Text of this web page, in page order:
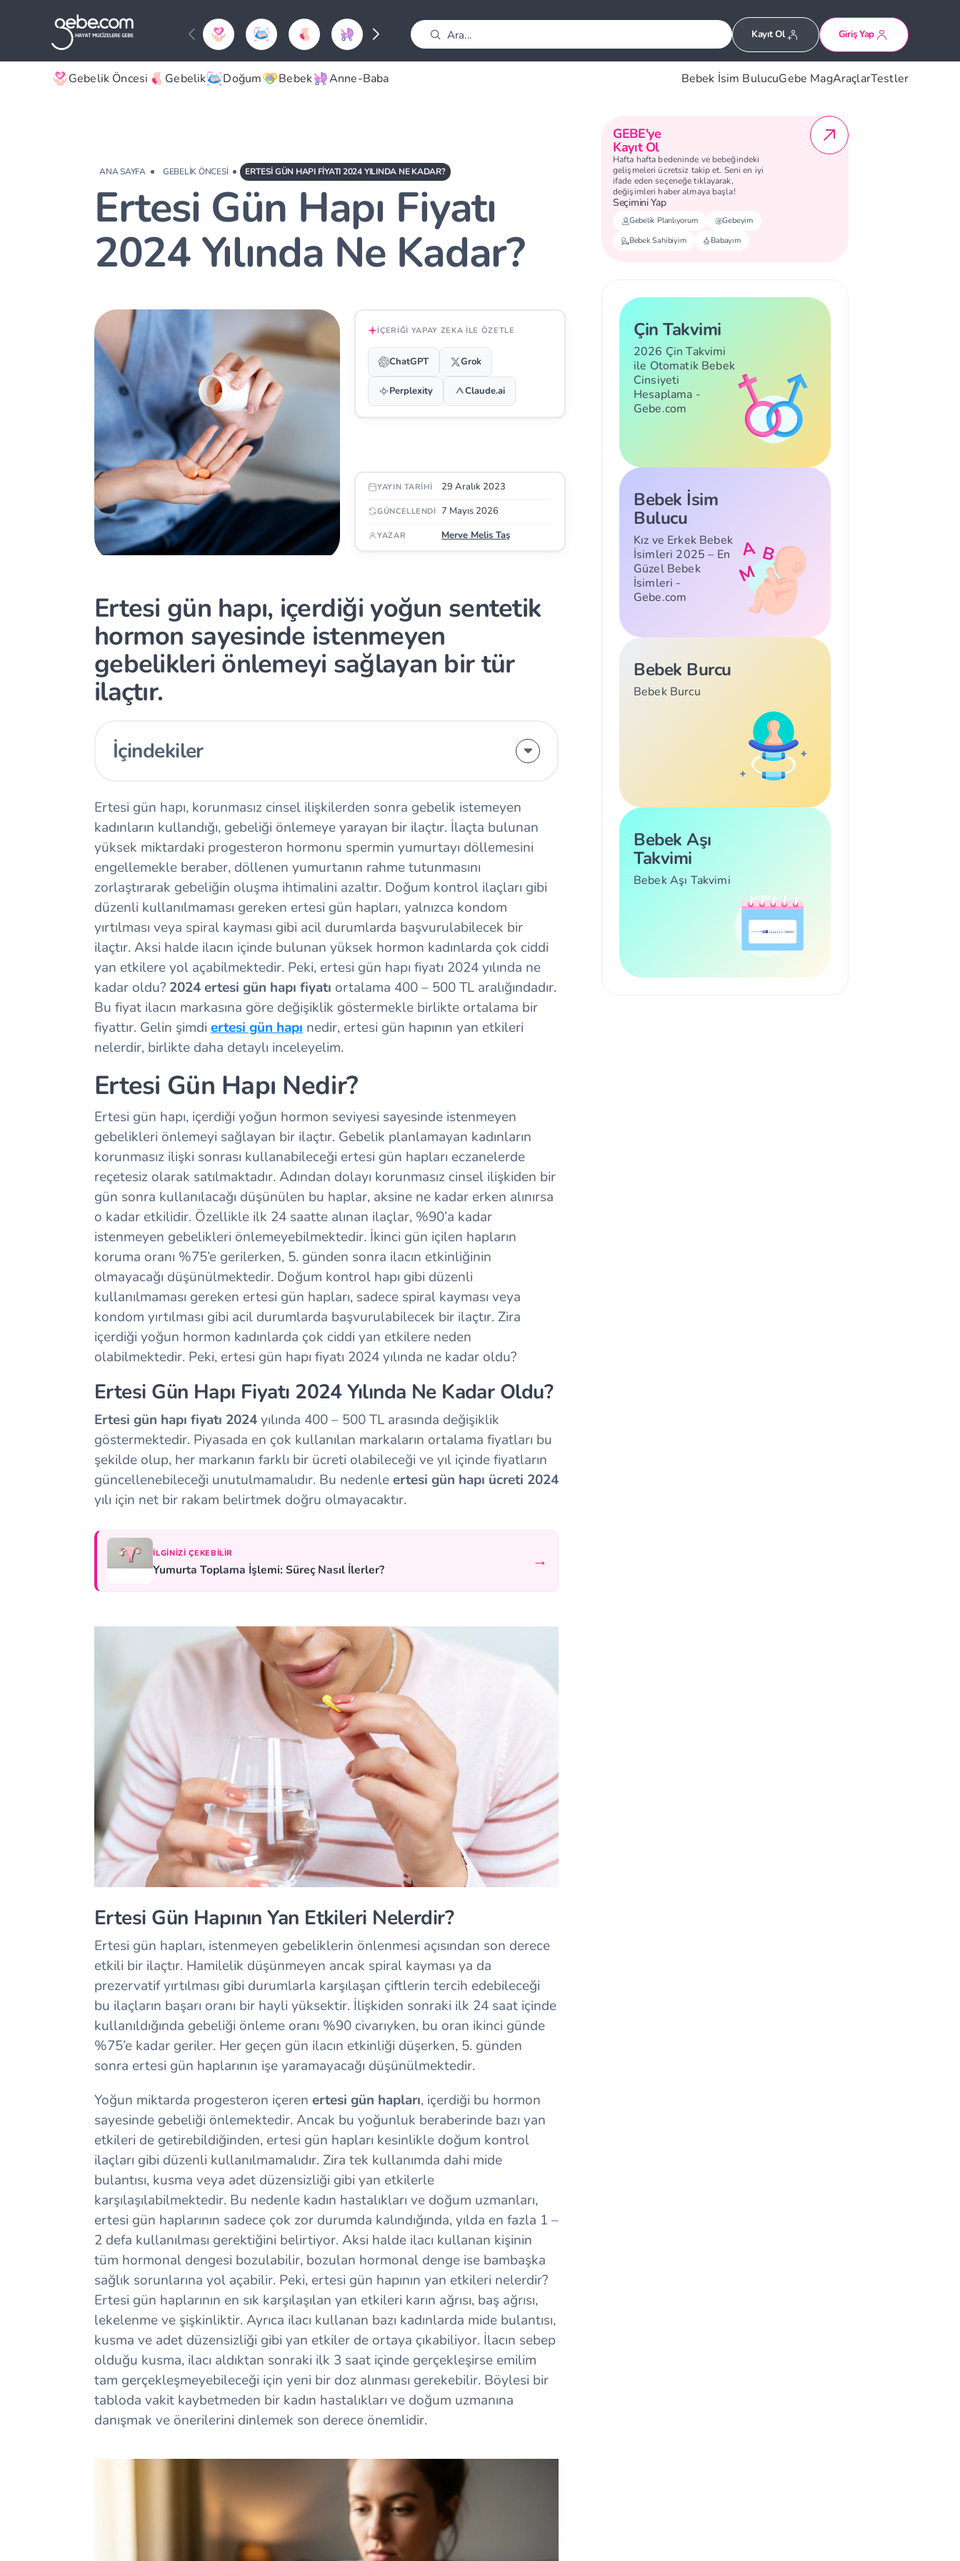
Kayıt Ol Giriş Yap
Gebelik Öncesi Gebelik Doğum Bebek Anne-Baba Bebek İsim BulucuGebe MagAraçlarTestler
ANA SAYFA GEBELIK ÖNCESI ERTESI GÜN HAPI FIYATI 2024 YILINDA NE KADAR?
Ertesi Gün Hapı Fiyatı
2024 Yılında Ne Kadar?
İÇERIĞI YAPAY ZEKA ILE ÖZETLE
ChatGPT Grok
Perplexity Claude.ai
YAYIN TARIHI 29 Aralık 2023
GÜNCELLENDI 7 Mayıs 2026
YAZAR Merve Melis Taş
Ertesi gün hapı, içerdiği yoğun sentetik
hormon sayesinde istenmeyen
gebelikleri önlemeyi sağlayan bir tür
ilaçtır.
İçindekiler
Ertesi gün hapı, korunmasız cinsel ilişkilerden sonra gebelik istemeyen
kadınların kullandığı, gebeliği önlemeye yarayan bir ilaçtır. İlaçta bulunan
yüksek miktardaki progesteron hormonu spermin yumurtayı döllemesini
engellemekle beraber, döllenen yumurtanın rahme tutunmasını
zorlaştırarak gebeliğin oluşma ihtimalini azaltır. Doğum kontrol ilaçları gibi
düzenli kullanılmaması gereken ertesi gün hapları, yalnızca kondom
yırtılması veya spiral kayması gibi acil durumlarda başvurulabilecek bir
ilaçtır. Aksi halde ilacın içinde bulunan yüksek hormon kadınlarda çok ciddi
yan etkilere yol açabilmektedir. Peki, ertesi gün hapı fiyatı 2024 yılında ne
kadar oldu? 2024 ertesi gün hapı fiyatı ortalama 400 – 500 TL aralığındadır.
Bu fiyat ilacın markasına göre değişiklik göstermekle birlikte ortalama bir
fiyattır. Gelin şimdi ertesi gün hapı nedir, ertesi gün hapının yan etkileri
nelerdir, birlikte daha detaylı inceleyelim.
Ertesi Gün Hapı Nedir?
Ertesi gün hapı, içerdiği yoğun hormon seviyesi sayesinde istenmeyen
gebelikleri önlemeyi sağlayan bir ilaçtır. Gebelik planlamayan kadınların
korunmasız ilişki sonrası kullanabileceği ertesi gün hapları eczanelerde
reçetesiz olarak satılmaktadır. Adından dolayı korunmasız cinsel ilişkiden bir
gün sonra kullanılacağı düşünülen bu haplar, aksine ne kadar erken alınırsa
o kadar etkilidir. Özellikle ilk 24 saatte alınan ilaçlar, %90’a kadar
istenmeyen gebelikleri önlemeyebilmektedir. İkinci gün içilen hapların
koruma oranı %75’e gerilerken, 5. günden sonra ilacın etkinliğinin
olmayacağı düşünülmektedir. Doğum kontrol hapı gibi düzenli
kullanılmaması gereken ertesi gün hapları, sadece spiral kayması veya
kondom yırtılması gibi acil durumlarda başvurulabilecek bir ilaçtır. Zira
içerdiği yoğun hormon kadınlarda çok ciddi yan etkilere neden
olabilmektedir. Peki, ertesi gün hapı fiyatı 2024 yılında ne kadar oldu?
Ertesi Gün Hapı Fiyatı 2024 Yılında Ne Kadar Oldu?
Ertesi gün hapı fiyatı 2024yılında 400 – 500 TL arasında değişiklik
göstermektedir. Piyasada en çok kullanılan markaların ortalama fiyatları bu
şekilde olup, her markanın farklı bir ücreti olabileceği ve yıl içinde fiyatların
güncellenebileceği unutulmamalıdır. Bu nedenleertesi gün hapı ücreti 2024
yılı için net bir rakam belirtmek doğru olmayacaktır.
İLGINIZI ÇEKEBILIR
Yumurta Toplama İşlemi: Süreç Nasıl İlerler? →
Ertesi Gün Hapının Yan Etkileri Nelerdir?
Ertesi gün hapları, istenmeyen gebeliklerin önlenmesi açısından son derece
etkili bir ilaçtır. Hamilelik düşünmeyen ancak spiral kayması ya da
prezervatif yırtılması gibi durumlarla karşılaşan çiftlerin tercih edebileceği
bu ilaçların başarı oranı bir hayli yüksektir. İlişkiden sonraki ilk 24 saat içinde
kullanıldığında gebeliği önleme oranı %90 civarıyken, bu oran ikinci günde
%75’e kadar geriler. Her geçen gün ilacın etkinliği düşerken, 5. günden
sonra ertesi gün haplarının işe yaramayacağı düşünülmektedir.
Yoğun miktarda progesteron içeren ertesi gün hapları, içerdiği bu hormon
sayesinde gebeliği önlemektedir. Ancak bu yoğunluk beraberinde bazı yan
etkileri de getirebildiğinden, ertesi gün hapları kesinlikle doğum kontrol
ilaçları gibi düzenli kullanılmamalıdır. Zira tek kullanımda dahi mide
bulantısı, kusma veya adet düzensizliği gibi yan etkilerle
karşılaşılabilmektedir. Bu nedenle kadın hastalıkları ve doğum uzmanları,
ertesi gün haplarının sadece çok zor durumda kalındığında, yılda en fazla 1 –
2 defa kullanılması gerektiğini belirtiyor. Aksi halde ilacı kullanan kişinin
tüm hormonal dengesi bozulabilir, bozulan hormonal denge ise bambaşka
sağlık sorunlarına yol açabilir. Peki, ertesi gün hapının yan etkileri nelerdir?
Ertesi gün haplarının en sık karşılaşılan yan etkileri karın ağrısı, baş ağrısı,
lekelenme ve şişkinliktir. Ayrıca ilacı kullanan bazı kadınlarda mide bulantısı,
kusma ve adet düzensizliği gibi yan etkiler de ortaya çıkabiliyor. İlacın sebep
olduğu kusma, ilacı aldıktan sonraki ilk 3 saat içinde gerçekleşirse emilim
tam gerçekleşmeyebileceği için yeni bir doz alınması gerekebilir. Böylesi bir
tabloda vakit kaybetmeden bir kadın hastalıkları ve doğum uzmanına
danışmak ve önerilerini dinlemek son derece önemlidir.
GEBE'ye
Kayıt Ol
Hafta hafta bedeninde ve bebeğindeki
gelişmeleri ücretsiz takip et. Seni en iyi
ifade eden seçeneğe tıklayarak,
değişimleri haber almaya başla!
Seçimini Yap
Gebelik Planlıyorum
Gebeyim
Bebek Sahibiyim
Babayım
Çin Takvimi
2026 Çin Takvimi
ile Otomatik Bebek
Cinsiyeti
Hesaplama -
Gebe.com
Bebek İsim
Bulucu
Kız ve Erkek Bebek
İsimleri 2025 – En
Güzel Bebek
İsimleri -
Gebe.com
Bebek Burcu
Bebek Burcu
Bebek Aşı
Takvimi
Bebek Aşı Takvimi